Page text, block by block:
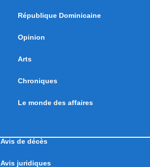
République Dominicaine
Opinion
Arts
Chroniques
Le monde des affaires
Avis de décès
Avis juridiques